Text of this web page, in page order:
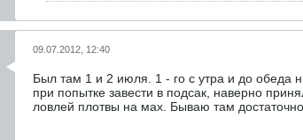
09.07.2012, 12:40
Был там 1 и 2 июля. 1 - го с утра и до обеда
при попытке завести в подсак, наверно
ловлей плотвы на мах. Бываю там